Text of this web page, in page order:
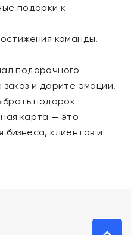
подарки к
команды.
подарочного
и дарите эмоции,
подарок
карта — это
клиентов и